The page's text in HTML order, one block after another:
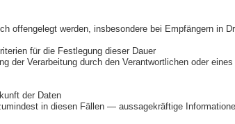
offengelegt werden, insbesondere bei Empfängern in
für die Festlegung dieser Dauer
der Verarbeitung durch den Verantwortlichen oder
der Daten
in diesen Fällen — aussagekräftige